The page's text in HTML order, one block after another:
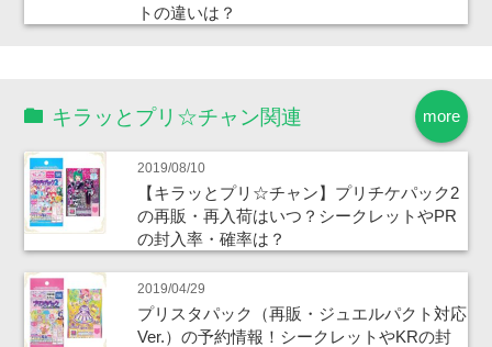
トの違いは？
more
キラッとプリ☆チャン関連
2019/08/10
【キラッとプリ☆チャン】プリチケパック2
の再販・再入荷はいつ？シークレットやPR
の封入率・確率は？
2019/04/29
プリスタパック（再販・ジュエルパクト対応
Ver.）の予約情報！シークレットやKRの封